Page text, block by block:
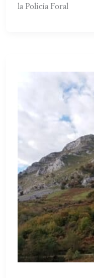
la Policía Foral